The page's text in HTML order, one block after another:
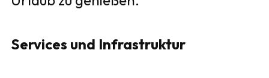
Services und Infrastruktur